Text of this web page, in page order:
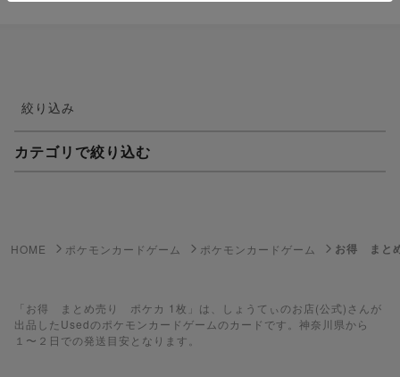
絞り込み
カテゴリで絞り込む
遊戯王
遊戯王ラッシュデュエル
HOME ポケモンカードゲーム ポケモンカードゲーム お得 まと
「お得 まとめ売り ポケカ 1枚」は、しょうてぃのお店(公式)さんが
出品したUsedのポケモンカードゲームのカードです。神奈川県から
１〜２日での発送目安となります。